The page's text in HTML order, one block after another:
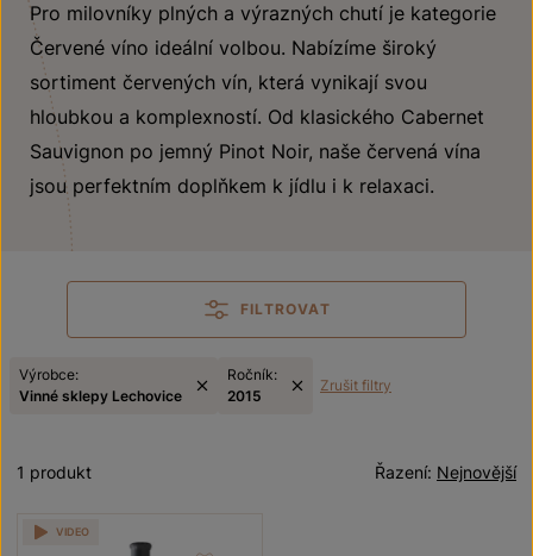
Pro milovníky plných a výrazných chutí je kategorie
Červené víno ideální volbou. Nabízíme široký
sortiment červených vín, která vynikají svou
hloubkou a komplexností. Od klasického Cabernet
Sauvignon po jemný Pinot Noir, naše červená vína
jsou perfektním doplňkem k jídlu i k relaxaci.
FILTROVAT
Výrobce:
Vinné sklepy Lechovice
Ročník:
2015
Zrušit filtry
Nejnovější
Řazení:
1 produkt
VIDEO